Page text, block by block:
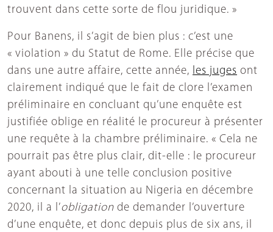
trouvent dans cette sorte de flou juridique. »
Pour Banens, il s’agit de bien plus : c’est une
« violation » du Statut de Rome. Elle précise que
dans une autre affaire, cette année, les juges ont
clairement indiqué que le fait de clore l’examen
préliminaire en concluant qu’une enquête est
justifiée oblige en réalité le procureur à présenter
une requête à la chambre préliminaire. « Cela ne
pourrait pas être plus clair, dit-elle : le procureur
ayant abouti à une telle conclusion positive
concernant la situation au Nigeria en décembre
2020, il a l’obligation de demander l’ouverture
d’une enquête, et donc depuis plus de six ans, il